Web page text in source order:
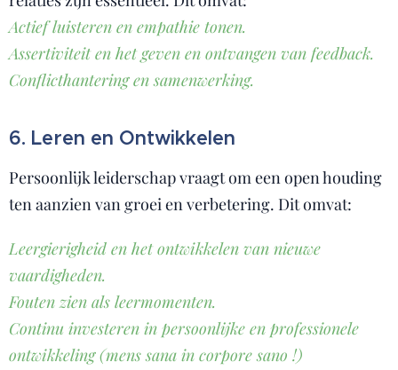
Actief luisteren en empathie tonen.
Assertiviteit en het geven en ontvangen van feedback.
Conflicthantering en samenwerking.
6. Leren en Ontwikkelen
Persoonlijk leiderschap vraagt om een open houding
ten aanzien van groei en verbetering. Dit omvat:
Leergierigheid en het ontwikkelen van nieuwe
vaardigheden.
Fouten zien als leermomenten.
Continu investeren in persoonlijke en professionele
ontwikkeling (mens sana in corpore sano !)